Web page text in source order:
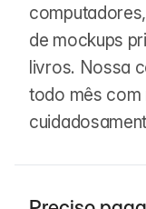
de mockups
livros. Nossa
todo mês